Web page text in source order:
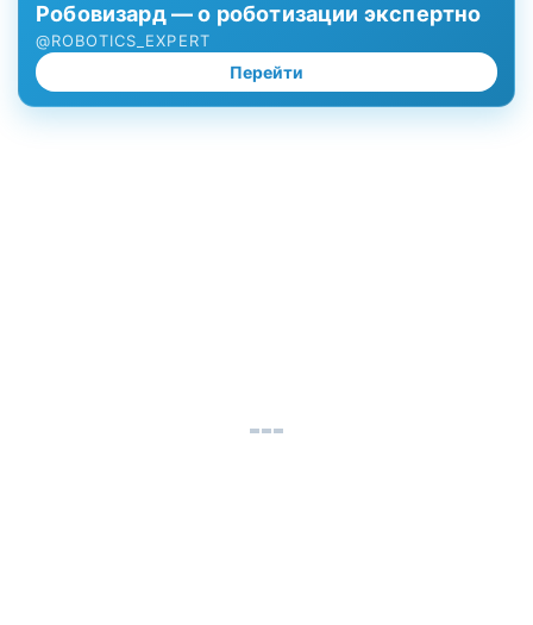
Робовизард — о роботизации экспертно
@ROBOTICS_EXPERT
Перейти